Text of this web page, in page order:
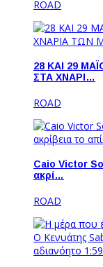
ROAD
28 ΚΑΙ 29
ΣΤΑ ΧΝΑΡΙ…
ROAD
Caio Victor
ακρί…
ROAD